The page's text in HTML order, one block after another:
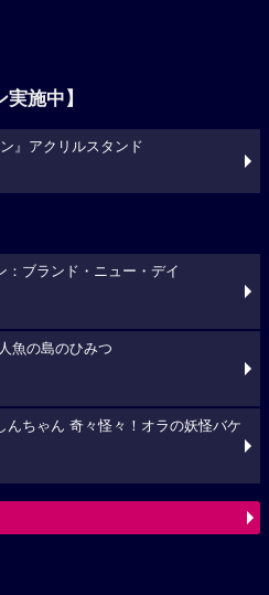
施中】
』アクリルスタンド
ブランド・ニュー・デイ
魚の島のひみつ
ちゃん 奇々怪々！オラの妖怪バケ